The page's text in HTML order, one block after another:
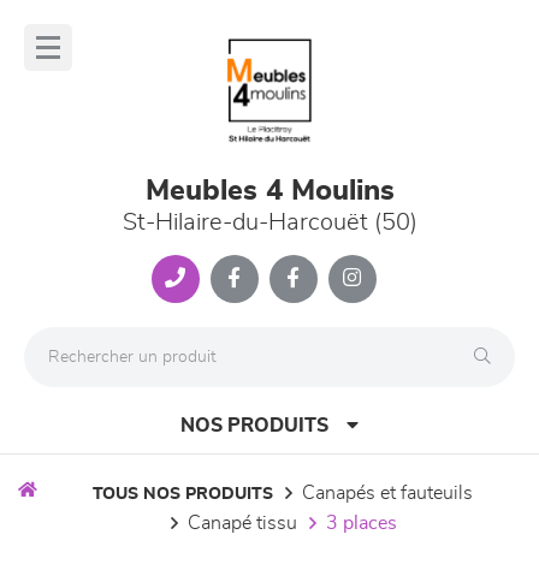
Meubles 4 Moulins
St-Hilaire-du-Harcouët (50)
NOS PRODUITS
TOUS NOS PRODUITS
canapés et fauteuils
canapé tissu
3 places